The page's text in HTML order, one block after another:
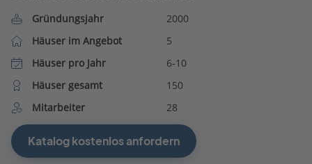
Gründungsjahr
2000
Häuser im Angebot
5
Häuser pro Jahr
6-10
Häuser gesamt
150
Mitarbeiter
28
Katalog kostenlos anfordern